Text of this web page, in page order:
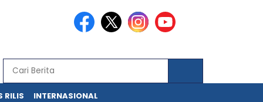
RILIS INTERNASIONAL